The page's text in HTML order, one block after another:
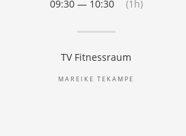
09:30 — 10:30 (1h)
TV Fitnessraum
MAREIKE TEKAMPE